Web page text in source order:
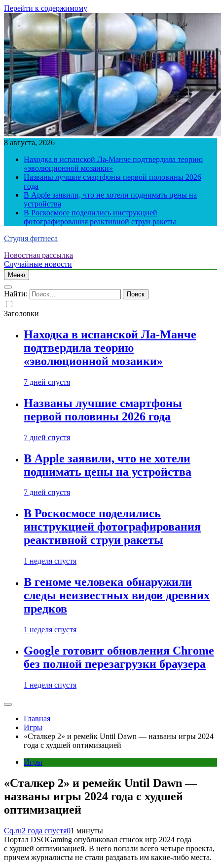
Перейти к содержимому
8 августа, 2026
Находка в испанской Ла-Манче подтвердила теорию
«эволюционной мозаики»
Названы лучшие смартфоны первой половины 2026
года
В Apple заявили, что не хотели поднимать цены на
устройства
В Роскосмосе поделились инструкцией
фотографирования реактивной струи ракеты
Студия фитнеса
Новостная рассылка
Случайные новости
Меню
Найти:
Заголовки
Находка в испанской Ла-Манче
подтвердила теорию
«эволюционной мозаики»
7 дней спустя
Названы лучшие смартфоны
первой половины 2026 года
7 дней спустя
В Apple заявили, что не хотели
поднимать цены на устройства
7 дней спустя
В Роскосмосе поделились
инструкцией фотографирования
реактивной струи ракеты
1 неделя спустя
В геноме человека обнаружили
следы неизвестных видов древних
предков
1 неделя спустя
Google готовит обновления Chrome
без полной перезагрузки браузера
1 неделя спустя
Главная
Игры
«Сталкер 2» и ремейк Until Dawn — названы игры 2024
года с худшей оптимизацией
Игры
«Сталкер 2» и ремейк Until Dawn —
названы игры 2024 года с худшей
оптимизацией
Cq.ru2 года спустя01 минуты
Портал DSOGaming опубликовал список игр 2024 года
с худшей оптимизацией. В него попали всего четыре проекта,
причем журналисты не стали раздавать им какие-либо места.